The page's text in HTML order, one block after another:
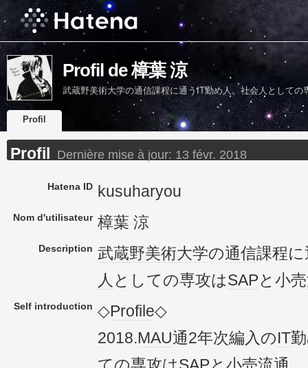
Profil de 樟葉 涼
武蔵野美術大学の通信課程に通うIT勤め人。社会人としての
Profil
Profil Dernière mise à jour: 13 févr. 2018
Hatena ID kusuharyou
Nom d'utilisateur 樟葉 涼
Description 武蔵野美術大学の通信課程
人 としての専攻はSAPと小売
Self introduction ◇Profile◇
2018.MAU通2年次編入のIT